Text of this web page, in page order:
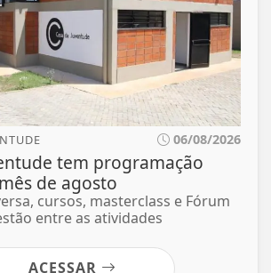
06/08/2026
tem programação
de agosto
cursos, masterclass e Fórum
entre as atividades
ACESSAR